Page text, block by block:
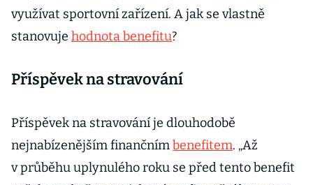
využívat sportovní zařízení. A jak se vlastně
stanovuje hodnota benefitu?
Příspěvek na stravování
Příspěvek na stravování je dlouhodobě
nejnabízenějším finančnímbenefitem. „Až
v průběhu uplynulého roku se před tento benefit